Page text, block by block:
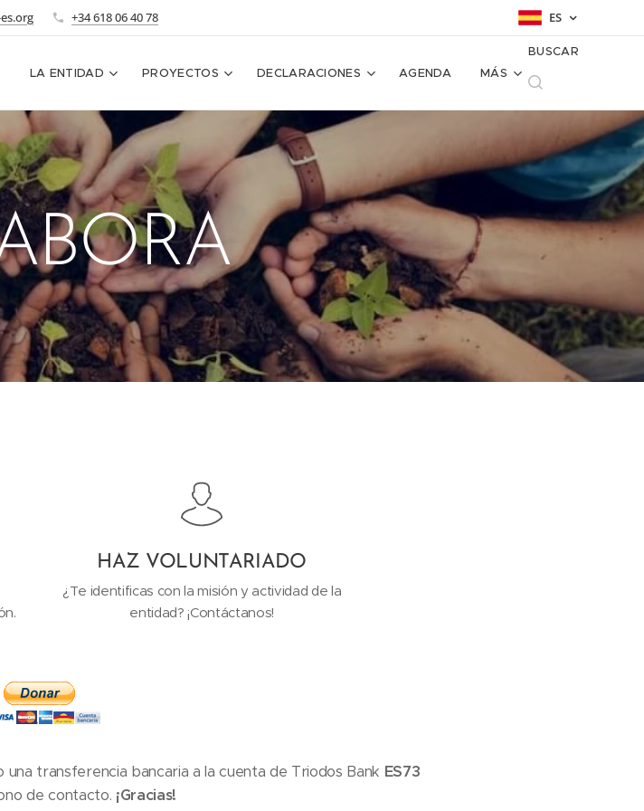
+34 618 06 40 78 ES
LA ENTIDAD PROYECTOS DECLARACIONES AGENDA MÁS
BUSCAR
HAZ VOLUNTARIADO
¿Te identificas con la misión y actividad de la
entidad? ¡Contáctanos!
transferencia bancaria a la cuenta de Triodos Bank ES73
de contacto. ¡Gracias!